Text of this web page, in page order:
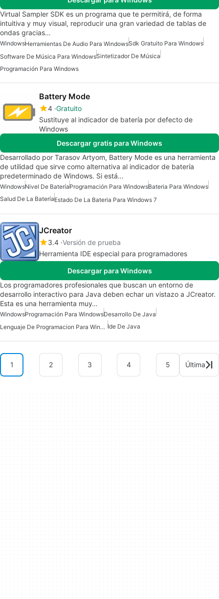
Virtual Sampler SDK es un programa que te permitirá, de forma
intuitiva y muy visual, reproducir una gran variedad de tablas de
ondas gracias…
WindowsHerramientas De Audio Para WindowsSdk Gratuito Para Windows
Software De Música Para WindowsSintetizador De Música
Programación Para Windows
Battery Mode
4 Gratuito
Sustituye al indicador de batería por defecto de
Windows
Descargar gratis para Windows
Desarrollado por Tarasov Artyom, Battery Mode es una herramienta
de utilidad que sirve como alternativa al indicador de batería
predeterminado de Windows. Si está…
WindowsNivel De BateríaProgramación Para WindowsBateria Para Windows
Salud De La BateríaEstado De La Bateria Para Windows 7
JCreator
3.4 Versión de prueba
Herramienta IDE especial para programadores
Descargar para Windows
Los programadores profesionales que buscan un entorno de
desarrollo interactivo para Java deben echar un vistazo a JCreator.
Esta es una herramienta muy…
WindowsProgramación Para WindowsDesarrollo De Java
Lenguaje De Programacion Para Windows Ide De Java
1 2 3 4 5 Última